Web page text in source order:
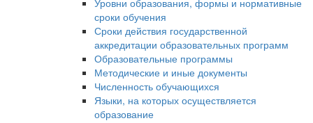
Уровни образования, формы и нормативные
сроки обучения
Сроки действия государственной
аккредитации образовательных программ
Образовательные программы
Методические и иные документы
Численность обучающихся
Языки, на которых осуществляется
образование